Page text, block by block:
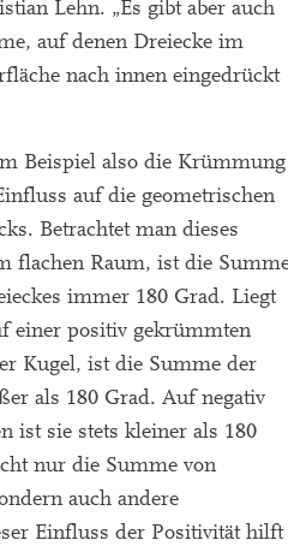
Lehn. „Es gibt aber auch
auf denen Dreiecke im
nach innen eingedrückt
Beispiel also die Krümmung
auf die geometrischen
Betrachtet man dieses
flachen Raum, ist die
immer 180 Grad. Liegt
einer positiv gekrümmten
Kugel, ist die Summe der
als 180 Grad. Auf negativ
ist sie stets kleiner als 180
nur die Summe von
auch andere
Einfluss der Positivität hilft